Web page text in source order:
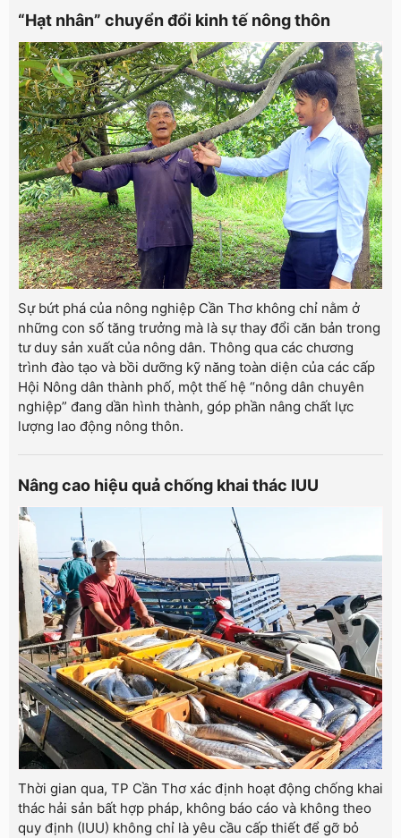
“Hạt nhân” chuyển đổi kinh tế nông thôn
Sự bứt phá của nông nghiệp Cần Thơ không chỉ nằm ở
những con số tăng trưởng mà là sự thay đổi căn bản trong
tư duy sản xuất của nông dân. Thông qua các chương
trình đào tạo và bồi dưỡng kỹ năng toàn diện của các cấp
Hội Nông dân thành phố, một thế hệ “nông dân chuyên
nghiệp” đang dần hình thành, góp phần nâng chất lực
lượng lao động nông thôn.
Nâng cao hiệu quả chống khai thác IUU
Thời gian qua, TP Cần Thơ xác định hoạt động chống khai
thác hải sản bất hợp pháp, không báo cáo và không theo
quy định (IUU) không chỉ là yêu cầu cấp thiết để gỡ bỏ